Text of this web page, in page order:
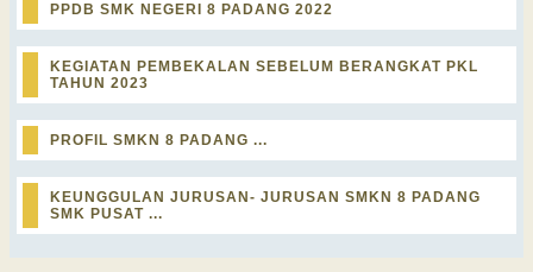
PPDB SMK NEGERI 8 PADANG 2022
KEGIATAN PEMBEKALAN SEBELUM BERANGKAT PKL
TAHUN 2023
PROFIL SMKN 8 PADANG ...
KEUNGGULAN JURUSAN- JURUSAN SMKN 8 PADANG
SMK PUSAT ...